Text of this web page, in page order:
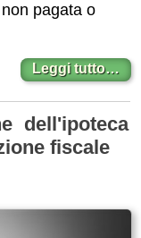
pagata o
Leggi tutto…
dell'ipoteca
fiscale